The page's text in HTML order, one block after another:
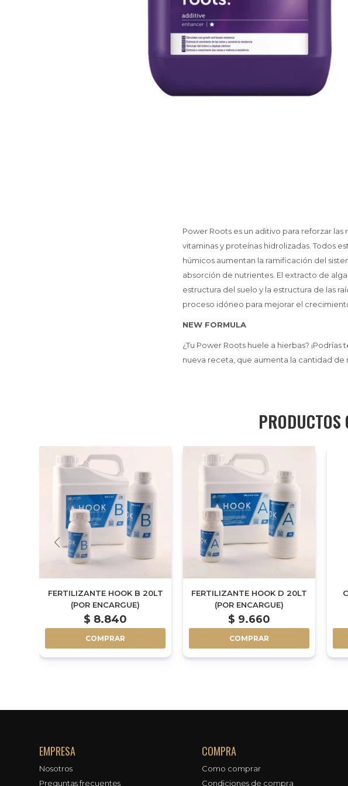
Power Roots es un aditivo para reforzar
vitaminas y proteínas hidrolizadas. Todos
húmicos aumentan la ramificación del
absorción de nutrientes. El extracto de
estructura del suelo y la estructura de las
proceso idóneo para mejorar el
NEW FORMULA
¿Tu Power Roots huele a hierbas?
nueva receta, que aumenta la cantidad de
PRODUCTOS
FERTILIZANTE HOOK B 20LT
(POR ENCARGUE)
$ 8.840
COMPRAR
FERTILIZANTE HOOK D 20LT
(POR ENCARGUE)
$ 9.660
COMPRAR
EMPRESA
Nosotros
Preguntas frecuentes
COMPRA
Como comprar
Condiciones de compra